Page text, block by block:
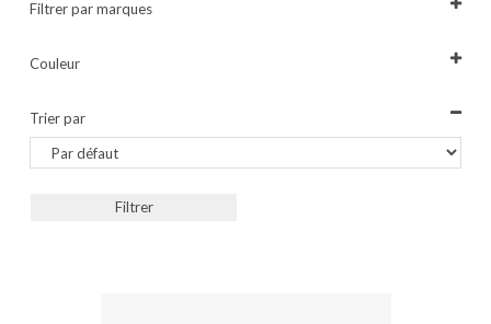
Filtrer par marques
Couleur
Trier par
Sort Products
Filtrer